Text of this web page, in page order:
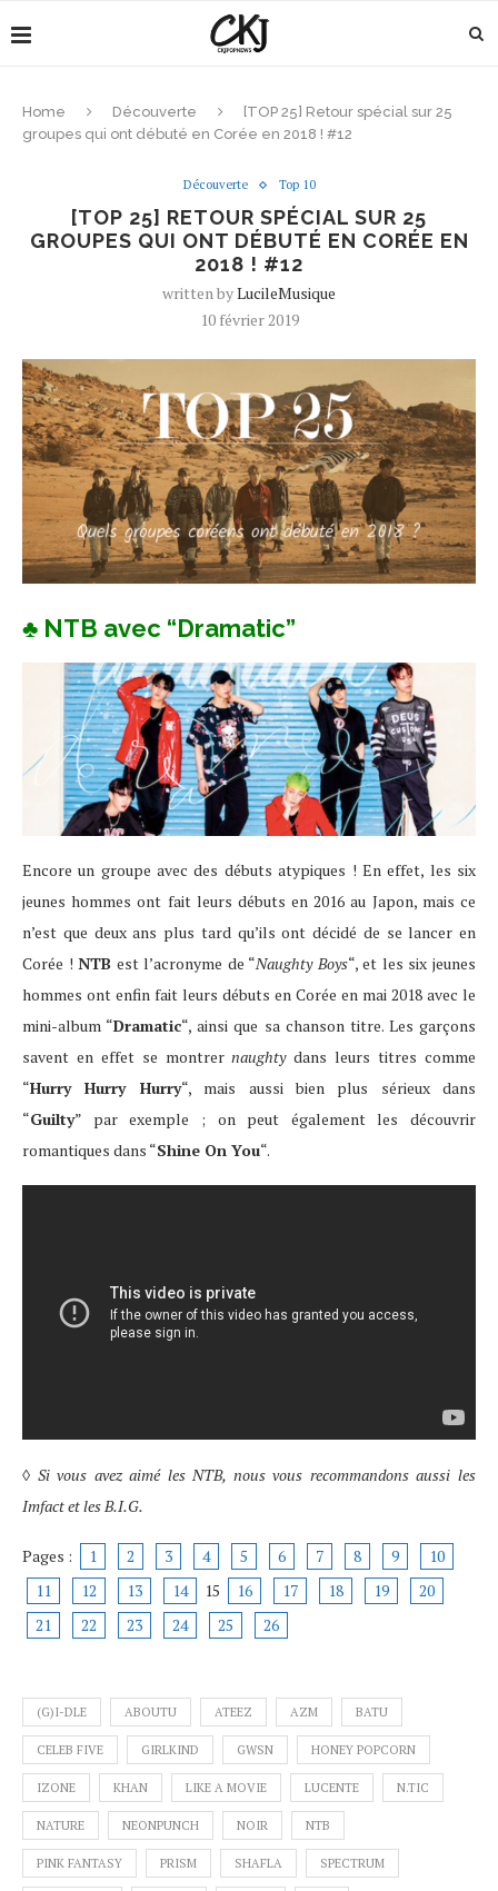
Home Découverte
[TOP 25] Retour spécial sur 25
groupes qui ont débuté en Corée en 2018 ! #12
Découverte Top 10
[TOP 25] RETOUR SPÉCIAL SUR 25
GROUPES QUI ONT DÉBUTÉ EN CORÉE EN
2018 ! #12
written byLucileMusique
10 février 2019
♣ NTB avec “Dramatic”
Encore un groupe avec des débuts atypiques ! En effet, les six
jeunes hommes ont fait leurs débuts en 2016 au Japon, mais ce
n’est que deux ans plus tard qu’ils ont décidé de se lancer en
Corée !NTB est l’acronyme de “Naughty Boys“, et les six jeunes
hommes ont enfin fait leurs débuts en Corée en mai 2018 avec le
mini-album “Dramatic“, ainsi que sa chanson titre. Les garçons
savent en effet se montrernaughtydans leurs titres comme
“Hurry Hurry Hurry“, mais aussi bien plus sérieux dans
“Guilty” par exemple ; on peut également les découvrir
romantiques dans “Shine On You“.
◊ Si vous avez aimé les NTB, nous vous recommandons aussi les
Imfact et les B.I.G.
Pages : 1 2 3 4 5 6 7 8 9
10
11
12 13 14 15 16 17 18 19
20
21
22 23 24 25 26
(G)I-DLE ABOUTU ATEEZ AZM BATU
CELEB FIVE GIRLKIND GWSN HONEY POPCORN
IZONE KHAN LIKE A MOVIE LUCENTE N.TIC
NATURE NEONPUNCH NOIR NTB
PINK FANTASY PRISM SHAFLA SPECTRUM